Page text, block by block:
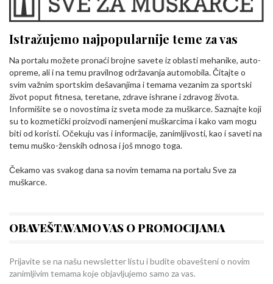
Istražujemo najpopularnije teme za vas
Na portalu možete pronaći brojne savete iz oblasti mehanike, auto-
opreme, ali i na temu pravilnog održavanja automobila. Čitajte o
svim važnim sportskim dešavanjima i temama vezanim za sportski
život poput fitnesa, teretane, zdrave ishrane i zdravog života.
Informišite se o novostima iz sveta mode za muškarce. Saznajte koji
su to kozmetički proizvodi namenjeni muškarcima i kako vam mogu
biti od koristi. Očekuju vas i informacije, zanimljivosti, kao i saveti na
temu muško-ženskih odnosa i još mnogo toga.
Čekamo vas svakog dana sa novim temama na portalu Sve za
muškarce.
OBAVEŠTAVAMO VAS O PROMOCIJAMA
Prijavite se na našu newsletter listu i budite obavešteni o novim
zanimljivim temama koje objavljujemo samo za vas.